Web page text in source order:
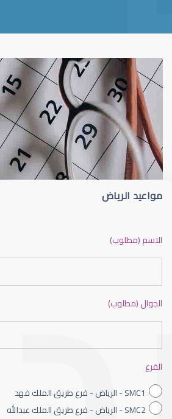
قلوبال لرعاية العين ضعف نظر
ضعف نظر الاطفال
مواعيد الرياض
الاسم (مطلوب)
الجوال (مطلوب)
الفرع
SMC1 - الرياض - فرع طريق الملك فهد
SMC2 - الرياض - فرع طريق الملك عبدالله